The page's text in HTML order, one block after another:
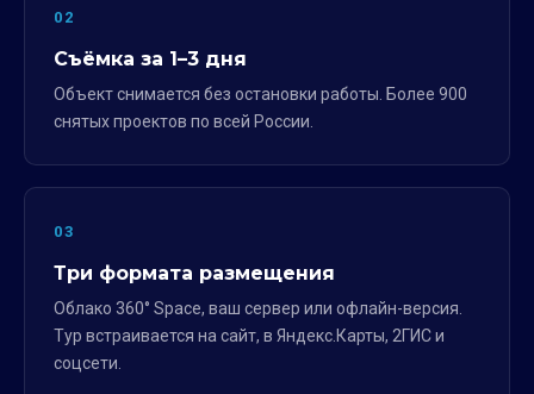
02
Съёмка за 1–3 дня
Объект снимается без остановки работы. Более 900
снятых проектов по всей России.
03
Три формата размещения
Облако 360° Space, ваш сервер или офлайн-версия.
Тур встраивается на сайт, в Яндекс.Карты, 2ГИС и
соцсети.